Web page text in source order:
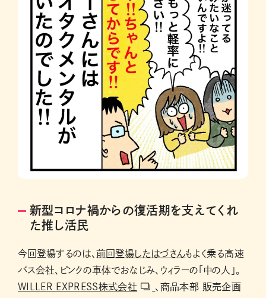
新型コロナ禍からの復活期を支えてくれ
た推し活民
今回登場するのは、前回登場したはづさんもよく乗る高速
バス会社、ピンクの車体でおなじみ、ウィラーの「中の人」。
WILLER EXPRESS株式会社
、商品本部 販売企画